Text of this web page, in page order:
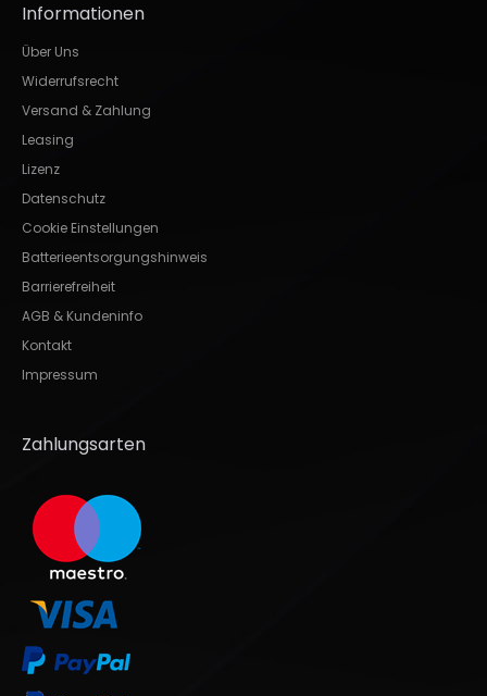
Informationen
Über Uns
Widerrufsrecht
Versand & Zahlung
Leasing
Lizenz
Datenschutz
Cookie Einstellungen
Batterieentsorgungshinweis
Barrierefreiheit
AGB & Kundeninfo
Kontakt
Impressum
Zahlungsarten